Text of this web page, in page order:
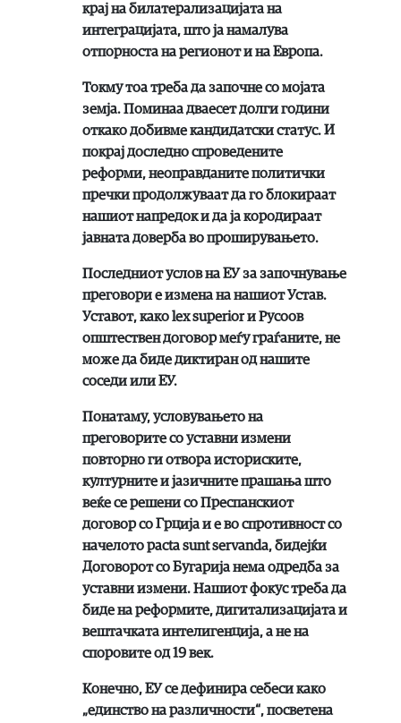
крај на билатерализацијата на
интеграцијата, што ја намалува
отпорноста на регионот и на Европа.
Токму тоа треба да започне со мојата
земја. Поминаа дваесет долги години
откако добивме кандидатски статус. И
покрај доследно спроведените
реформи, неоправданите политички
пречки продолжуваат да го блокираат
нашиот напредок и да ја кородираат
јавната доверба во проширувањето.
Последниот услов на ЕУ за започнување
преговори е измена на нашиот Устав.
Уставот, како lex superior и Русоов
општествен договор меѓу граѓаните, не
може да биде диктиран од нашите
соседи или ЕУ.
Понатаму, условувањето на
преговорите со уставни измени
повторно ги отвора историските,
културните и јазичните прашања што
веќе се решени со Преспанскиот
договор со Грција и е во спротивност со
начелото pacta sunt servanda, бидејќи
Договорот со Бугарија нема одредба за
уставни измени. Нашиот фокус треба да
биде на реформите, дигитализацијата и
вештачката интелигенција, а не на
споровите од 19 век.
Конечно, ЕУ се дефинира себеси како
„единство на различности“, посветена